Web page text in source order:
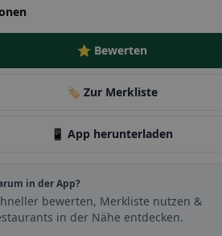
⭐ Bewerten
🏷️ Zur Merkliste
📱 App herunterladen
in der App?
bewerten, Merkliste nutzen &
in der Nähe entdecken.